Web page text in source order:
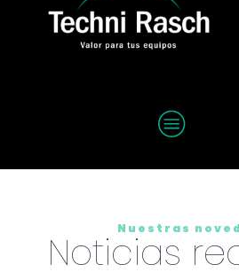
Nuestras
Noticias